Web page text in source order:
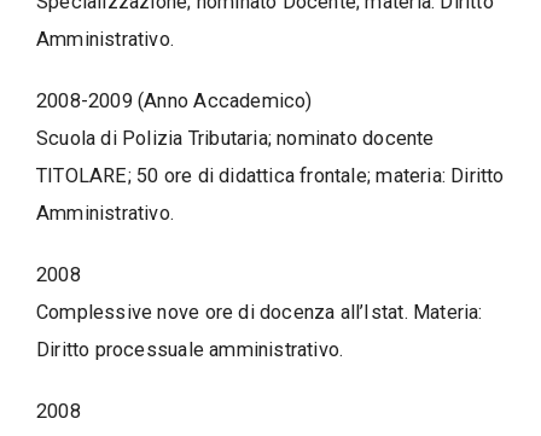
Amministrativo.
2008-2009 (Anno Accademico)
Scuola di Polizia Tributaria; nominato docente
TITOLARE; 50 ore di didattica frontale; materia: Diritto
Amministrativo.
2008
Complessive nove ore di docenza all’Istat. Materia:
Diritto processuale amministrativo.
2008